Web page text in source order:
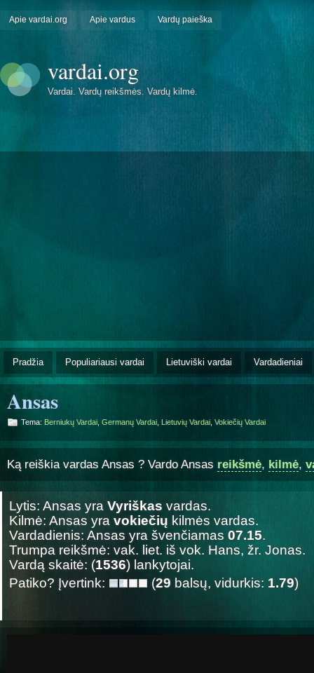
Apie vardai.org Apie vardus Vardų paieška
vardai.org
Vardai. Vardų reikšmės. Vardų kilmė.
Pradžia Populiariausi vardai Lietuviški vardai Vardadieniai
Ansas
Tema: Berniukų Vardai Germanų Vardai Lietuvių Vardai Vokiečių Vardai
Ką reiškia vardas Ansas ? Vardo Ansas reikšmė, kilmė,
Lytis: Ansas yra Vyriškas vardas.
Kilmė: Ansas yra vokiečių kilmės vardas.
Vardadienis: Ansas yra švenčiamas 07.15.
Trumpa reikšmė: vak. liet. iš vok. Hans, žr. Jonas.
Vardą skaitė: (1536) lankytojai.
Patiko? Įvertink:
(29 balsų, vidurkis: 1.79)